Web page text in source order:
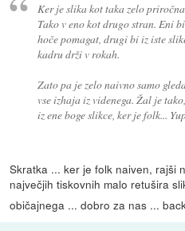
Ker je slika kot taka zelo
Tako v eno kot drugo stran. Eni
hoče pomagat, drugi bi iz iste
kadru drži v rokah.
Zato pa je zelo naivno samo
vse izhaja iz videnega. Žal je
iz ene boge slikce, ker je folk...
Skratka ... ker je folk naiven, rajši
največjih tiskovnih malo retušira
običajnega ... dobro za nas ...